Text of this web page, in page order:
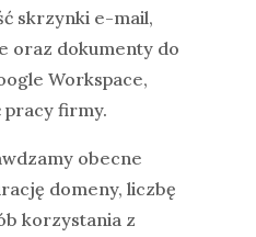
skrzynki e-mail,
oraz dokumenty do
Workspace,
pracy firmy.
obecne
domeny, liczbę
korzystania z